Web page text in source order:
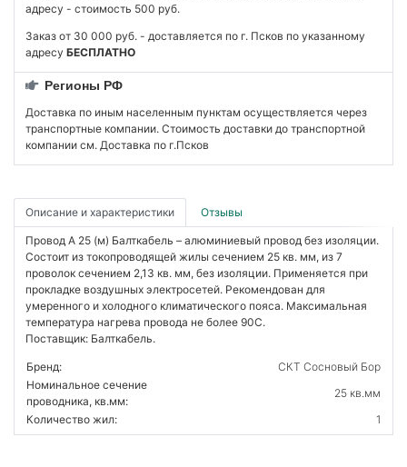
адресу - стоимость 500 руб.
Заказ от 30 000 руб. - доставляется по г. Псков по указанному
адресу БЕСПЛАТНО
Регионы РФ
Доставка по иным населенным пунктам осуществляется через
транспортные компании. Стоимость доставки до транспортной
компании см. Доставка по г.Псков
Описание и характеристики Отзывы
Провод А 25 (м) Балткабель – алюминиевый провод без изоляции.
Состоит из токопроводящей жилы сечением 25 кв. мм, из 7
проволок сечением 2,13 кв. мм, без изоляции. Применяется при
прокладке воздушных электросетей. Рекомендован для
умеренного и холодного климатического пояса. Максимальная
температура нагрева провода не более 90С.
Поставщик: Балткабель.
Бренд:
СКТ Сосновый Бор
Номинальное сечение
проводника, кв.мм:
25 кв.мм
Количество жил:
1